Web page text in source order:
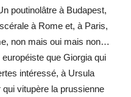
poutinolâtre à Budapest,
à Rome et, à Paris,
non mais oui mais non…
européiste que Giorgia qui
intéressé, à Ursula
vitupère la prussienne